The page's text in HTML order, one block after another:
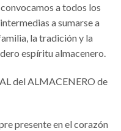
a todos los
a sumarse a
la tradición y la
espíritu almacenero.
del ALMACENERO de
presente en el corazón